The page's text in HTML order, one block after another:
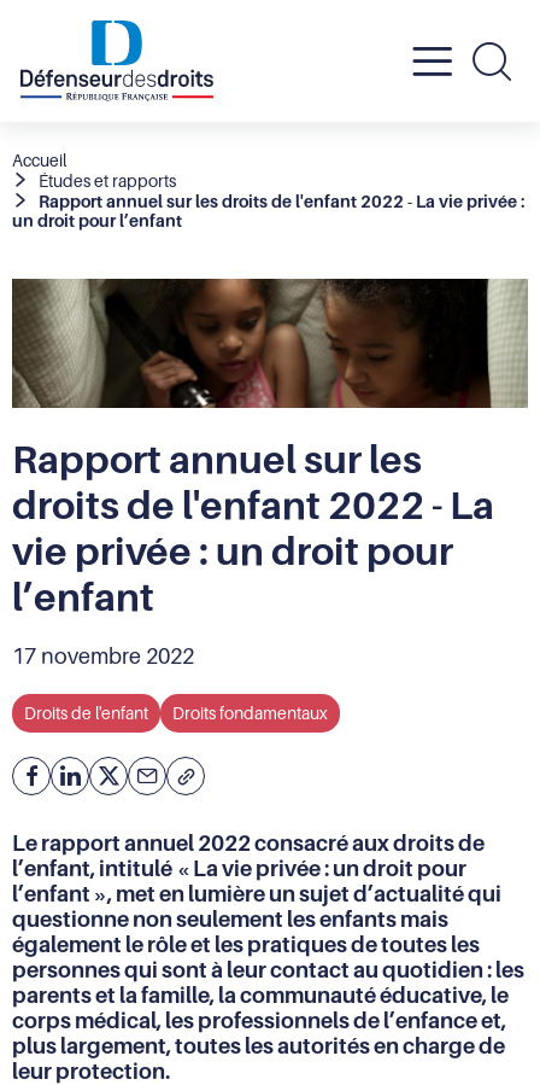
menu
Fil
d'Ariane
Accueil
Études et rapports
Rapport annuel sur les droits de l'enfant 2022 - La vie privée :
un droit pour l’enfant
Rapport annuel sur les
droits de l'enfant 2022 - La
vie privée : un droit pour
l’enfant
17 novembre 2022
Droits de l'enfant Droits fondamentaux
Facebook
Partager
Linkedin
Partager
X
Courriel
Copier
de
la
page
(URL)
dans
le
presse-
papier
Le rapport annuel 2022 consacré aux droits de
l’enfant, intitulé « La vie privée : un droit pour
l’enfant », met en lumière un sujet d’actualité qui
questionne non seulement les enfants mais
également le rôle et les pratiques de toutes les
personnes qui sont à leur contact au quotidien : les
parents et la famille, la communauté éducative, le
corps médical, les professionnels de l’enfance et,
plus largement, toutes les autorités en charge de
leur protection.